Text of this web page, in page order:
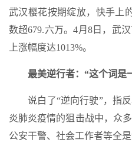
武汉樱花按期绽放，快手上
数超679.六万。4月8日，武
上涨幅度达1013%。
最美逆行者：“这个词是
说白了“逆向行驶”，指反
炎肺炎疫情的狙击战中，众
公安干警、社会工作者等全是